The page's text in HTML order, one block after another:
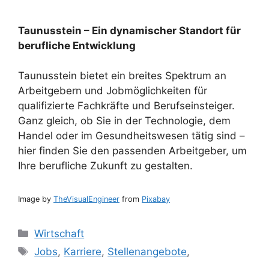
Taunusstein – Ein dynamischer Standort für
berufliche Entwicklung
Taunusstein bietet ein breites Spektrum an
Arbeitgebern und Jobmöglichkeiten für
qualifizierte Fachkräfte und Berufseinsteiger.
Ganz gleich, ob Sie in der Technologie, dem
Handel oder im Gesundheitswesen tätig sind –
hier finden Sie den passenden Arbeitgeber, um
Ihre berufliche Zukunft zu gestalten.
Image by TheVisualEngineer from Pixabay
Kategorien
Wirtschaft
Schlagwörter
Jobs, Karriere, Stellenangebote,